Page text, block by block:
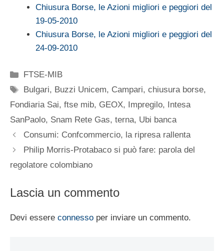
Chiusura Borse, le Azioni migliori e peggiori del
19-05-2010
Chiusura Borse, le Azioni migliori e peggiori del
24-09-2010
Categorie
FTSE-MIB
Tag
Bulgari, Buzzi Unicem, Campari,chiusura borse,
Fondiaria Sai, ftse mib, GEOX, Impregilo,
Intesa
SanPaolo, Snam Rete Gas, terna, Ubi banca
Consumi: Confcommercio, la ripresa rallenta
Philip Morris-Protabaco si può fare: parola del
regolatore colombiano
Lascia un commento
Devi essere connesso per inviare un commento.